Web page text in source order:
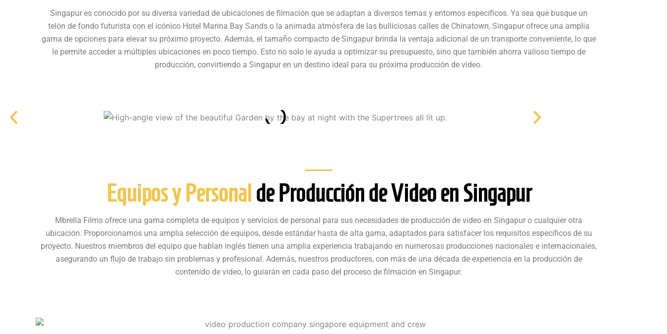
Singapur es conocido por su diversa variedad de ubicaciones de filmación que se adaptan a diversos temas y entornos específicos. Ya sea que busque un
telón de fondo futurista con el icónico Hotel Marina Bay Sands o la animada atmósfera de las bulliciosas calles de Chinatown, Singapur ofrece una amplia
gama de opciones para elevar su próximo proyecto. Además, el tamaño compacto de Singapur brinda la ventaja adicional de un transporte conveniente, lo que
le permite acceder a múltiples ubicaciones en poco tiempo. Esto no solo le ayuda a optimizar su presupuesto, sino que también ahorra valioso tiempo de
producción, convirtiendo a Singapur en un destino ideal para su próxima producción de video.
Equipos y Personal de Producción de Video en Singapur
Mbrella Films ofrece una gama completa de equipos y servicios de personal para sus necesidades de producción de video en Singapur o cualquier otra
ubicación. Proporcionamos una amplia selección de equipos, desde estándar hasta de alta gama, adaptados para satisfacer los requisitos específicos de su
proyecto. Nuestros miembros del equipo que hablan inglés tienen una amplia experiencia trabajando en numerosas producciones nacionales e internacionales,
asegurando un flujo de trabajo sin problemas y profesional. Además, nuestros productores, con más de una década de experiencia en la producción de
contenido de video, lo guiarán en cada paso del proceso de filmación en Singapur.